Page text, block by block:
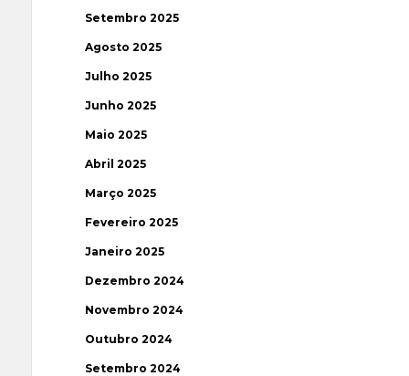
Setembro 2025
Agosto 2025
Julho 2025
Junho 2025
Maio 2025
Abril 2025
Março 2025
Fevereiro 2025
Janeiro 2025
Dezembro 2024
Novembro 2024
Outubro 2024
Setembro 2024